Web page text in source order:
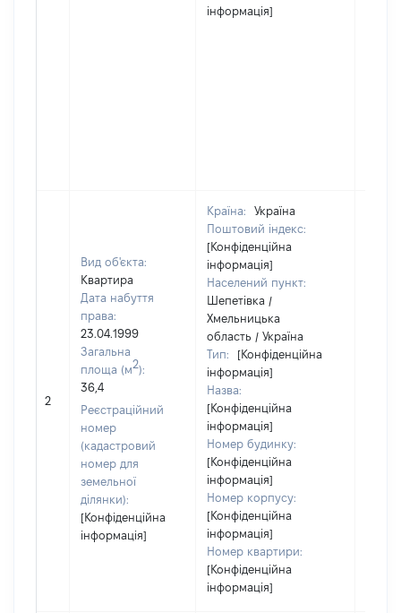
інформація]
2
Вид об'єкта:
Квартира
Дата набуття
права:
23.04.1999
Загальна
площа (м2):
36,4
Реєстраційний
номер
(кадастровий
номер для
земельної
ділянки):
[Конфіденційна
інформація]
Країна:
Україна
Поштовий індекс:
[Конфіденційна
інформація]
Населений пункт:
Шепетівка /
Хмельницька
область / Україна
Тип:
[Конфіденційна
інформація]
Назва:
[Конфіденційна
інформація]
Номер будинку:
[Конфіденційна
інформація]
Номер корпусу:
[Конфіденційна
інформація]
Номер квартири:
[Конфіденційна
інформація]